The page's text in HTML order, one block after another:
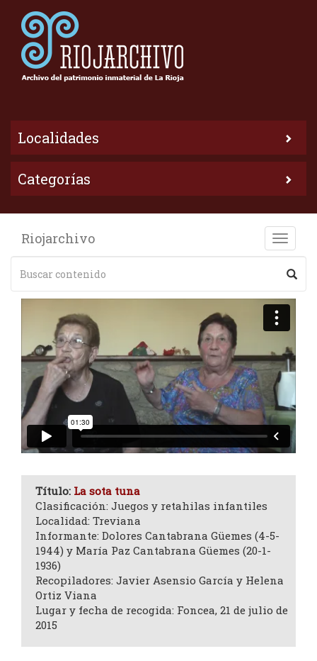
Localidades
Categorías
Toggle
Riojarchivo
Título: La sota tuna
Clasificación: Juegos y retahilas infantiles
Localidad: Treviana
Informante: Dolores Cantabrana Güemes (4-5-
1944) y María Paz Cantabrana Güemes (20-1-
1936)
Recopiladores: Javier Asensio García y Helena
Ortiz Viana
Lugar y fecha de recogida: Foncea, 21 de julio de
2015